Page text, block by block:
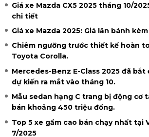
Giá xe Mazda CX5 2025 tháng 10/
chi tiết
Giá xe Mazda 2025: Giá lăn bánh
Chiêm ngưỡng trước thiết kế hoàn
Toyota Corolla.
Mercedes-Benz E-Class 2025 đã bắt
dự kiến ra mắt vào tháng 10.
Mẫu sedan hạng C trang bị động cơ
bán khoảng 450 triệu đồng.
Top 5 xe gầm cao bán chạy nhất tại
7/2025